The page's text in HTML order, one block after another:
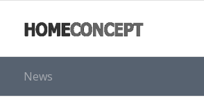
News